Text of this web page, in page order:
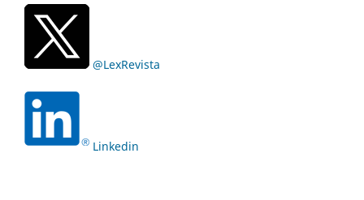
@LexRevista
Linkedin